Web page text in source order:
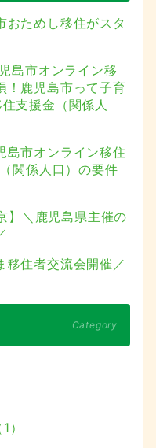
おためし移住がスタ
島市オンライン移
！鹿児島市って子育
支援金（関係人
島市オンライン移住
関係人口）の要件
】＼鹿児島県主催の
移住者交流会開催／
Category
）